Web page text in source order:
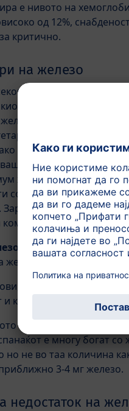
е нивото на
од 12%,
критично.
на железо
железо. Се наоѓа во
организам подобро
кое е од
имаат
да се зголеми нивото
организам да
железо од храната
со железо со извори
ова, додавање на
комбинирање на овошје
има и
железо а се содржат во
овесните снегулки и
кајсиите.
во спанаќот не е
е многу богат
но не во таа количина
3-4 мг железо.
недостаток на